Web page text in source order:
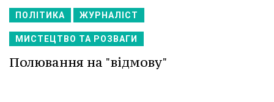
ПОЛІТИКА ЖУРНАЛІСТ
МИСТЕЦТВО ТА РОЗВАГИ
Полювання на "відмову"